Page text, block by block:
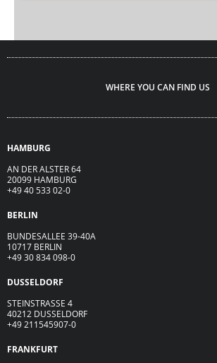
WHERE YOU CAN FIND US
HAMBURG
AN DER ALSTER 64
20099 HAMBURG
+49 40 533 02-0
BERLIN
BUNDESALLEE 39-40A
10717 BERLIN
+49 30 834 098-0
DUSSELDORF
STEINSTRASSE 4
40212 DUSSELDORF
+49 211545907-0
FRANKFURT